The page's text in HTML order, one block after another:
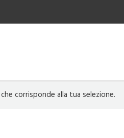
corrisponde alla tua selezione.